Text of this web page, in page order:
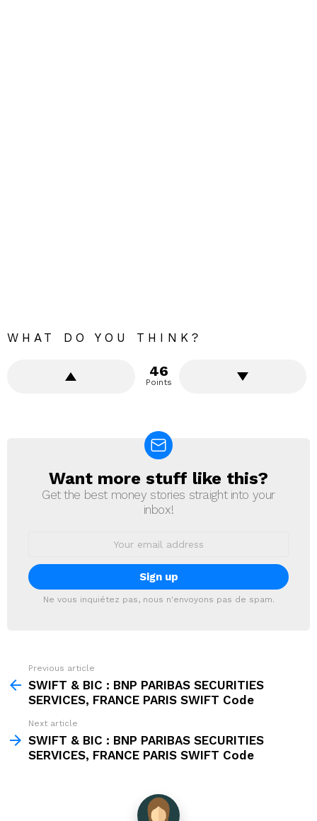
WHAT DO YOU THINK?
46
Points
NEWSLETTER
Want more stuff like this?
Get the best money stories straight into your
inbox!
Ne vous inquiétez pas, nous n'envoyons pas de spam.
more
Previous article
SWIFT & BIC : BNP PARIBAS SECURITIES
SERVICES, FRANCE PARIS SWIFT Code
Next article
SWIFT & BIC : BNP PARIBAS SECURITIES
SERVICES, FRANCE PARIS SWIFT Code